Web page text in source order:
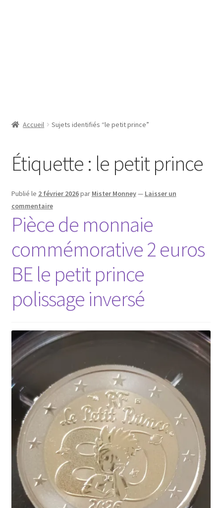
Accueil Sujets identifiés “le petit prince”
Étiquette : le petit prince
Publié le 2 février 2026par Mister Monney— Laisser un
commentaire
Pièce de monnaie
commémorative 2 euros
BE le petit prince
polissage inversé